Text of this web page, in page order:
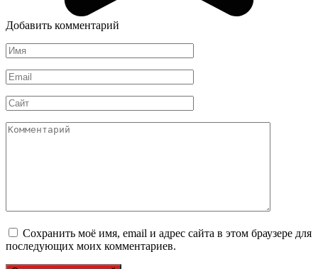
Добавить комментарий
Имя
*
Email
*
Сайт
Комментарий
Сохранить моё имя, email и адрес сайта в этом браузере для
последующих моих комментариев.